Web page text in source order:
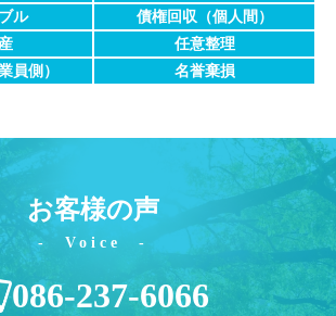
ル
債権回収 （個人間）
任意整理
員側） 名誉棄損
お客様の声
Voice
086-237-6066